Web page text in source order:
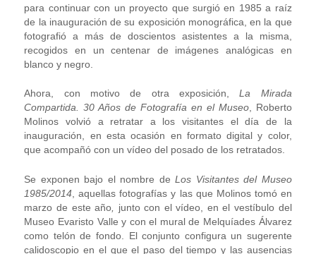
para continuar con un proyecto que surgió en 1985 a raíz
de la inauguración de su exposición monográfica, en la que
fotografió a más de doscientos asistentes a la misma,
recogidos en un centenar de imágenes analógicas en
blanco y negro.
Ahora, con motivo de otra exposición,La Mirada
Compartida. 30 Años de Fotografía en el Museo, Roberto
Molinos volvió a retratar a los visitantes el día de la
inauguración, en esta ocasión en formato digital y color,
que acompañó con un vídeo del posado de los retratados.
Se exponen bajo el nombre deLos Visitantes del Museo
1985/2014 , aquellas fotografías y las que Molinos tomó en
marzo de este año
junto con el vídeo, en el vestíbulo del
Museo Evaristo Valle y con el mural de Melquíades Álvarez
como telón de fondo. El conjunto configura un sugerente
calidoscopio en el que el paso del tiempo y las ausencias